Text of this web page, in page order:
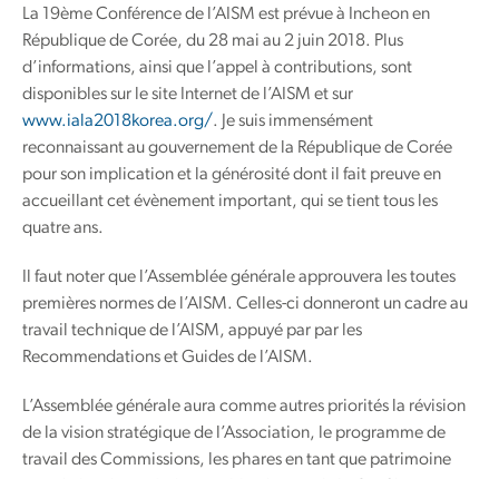
La 19ème Conférence de l’AISM est prévue à Incheon en
République de Corée, du 28 mai au 2 juin 2018. Plus
d’informations, ainsi que l’appel à contributions, sont
disponibles sur le site Internet de l’AISM et sur
www.iala2018korea.org/. Je suis immensément
reconnaissant au gouvernement de la République de Corée
pour son implication et la générosité dont il fait preuve en
accueillant cet évènement important, qui se tient tous les
quatre ans.
Il faut noter que l’Assemblée générale approuvera les toutes
premières normes de l’AISM. Celles-ci donneront un cadre au
travail technique de l’AISM, appuyé par par les
Recommendations et Guides de l’AISM.
L’Assemblée générale aura comme autres priorités la révision
de la vision stratégique de l’Association, le programme de
travail des Commissions, les phares en tant que patrimoine